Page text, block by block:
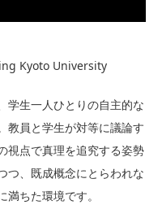
Kyoto University
学生一人ひとりの自主的な
教員と学生が対等に議論す
視点で真理を追究する姿勢
つ、既成概念にとらわれな
ちた環境です。